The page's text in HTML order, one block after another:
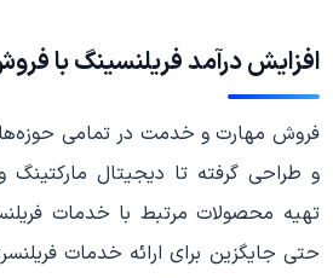
افزایش درآمد فریلنسینگ با
فروش مهارت و خدمت در تمامی
و طراحی گرفته تا دیجیتال
تهیه محصولات مرتبط با خدمات
حتی جایگزین برای ارائه خدمات